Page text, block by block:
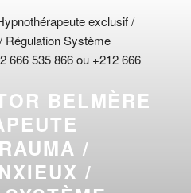
BELMÈRE
/
/